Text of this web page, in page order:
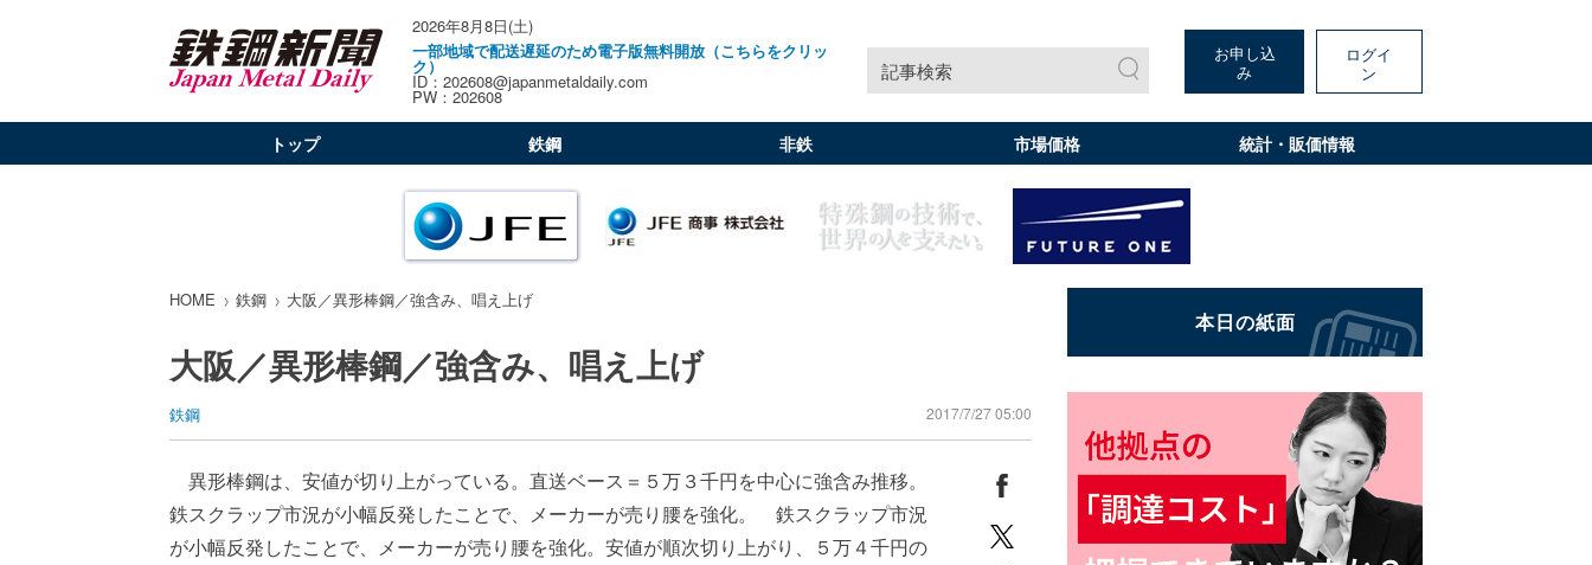
2026年8月8日(土)
一部地域で配送遅延のため電子版無料開放（こちらをクリッ
ク）
ID：202608@japanmetaldaily.com
PW：202608
記事検索
お申し込
み
ログイ
ン
トップ 鉄鋼 非鉄 市場価格 統計・販価情報
HOME 鉄鋼 大阪／異形棒鋼／強含み、唱え上げ
大阪／異形棒鋼／強含み、唱え上げ
鉄鋼 2017/7/27 05:00
異形棒鋼は、安値が切り上がっている。直送ベース＝５万３千円を中心に強含み推移。
鉄スクラップ市況が小幅反発したことで、メーカーが売り腰を強化。 鉄スクラップ市況
が小幅反発したことで、メーカーが売り腰を強化。安値が順次切り上がり、５万４千円の